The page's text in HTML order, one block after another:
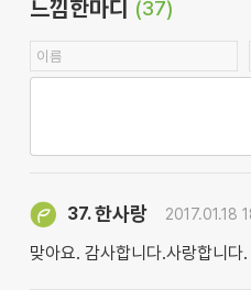
느낌한마디 (37)
37.한사랑 2017.01.18
맞아요. 감사합니다.사랑합니다.